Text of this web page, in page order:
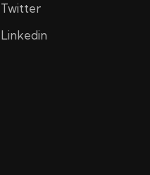
Twitter
Linkedin